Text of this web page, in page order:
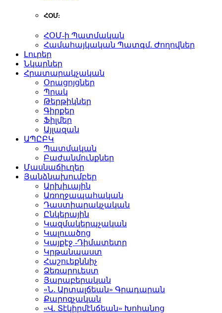
ՀՕՄ:
ՀՕՄ-ի Պատմական
Համահայկական Պատգմ. Ժողովներ
Լուրեր
Նկարներ
Հրատարակչական
Օրացոյցներ
Պրակ
Թերթիկներ
Գիրքեր
Ֆիլմեր
Այլազան
ԱՊԸԲԿ
Պատմական
Բաժանմունքներ
Մասնաճիւղեր
Յանձնախումբեր
Արխիւային
Առողջապահական
Դաստիարակչական
Ընկերային
Կազմակերպչական
Կալուածոց
Կայքէջ -Դիմատետր
Կրթանպաստ
Հաշուեքննիչ
Ձեռարուեստ
Յարաբերական
«Ն. Արտալճեան» Գրադարան
Քարոզչական
«Վ. Տէկիրմէնճեան» Խոհանոց